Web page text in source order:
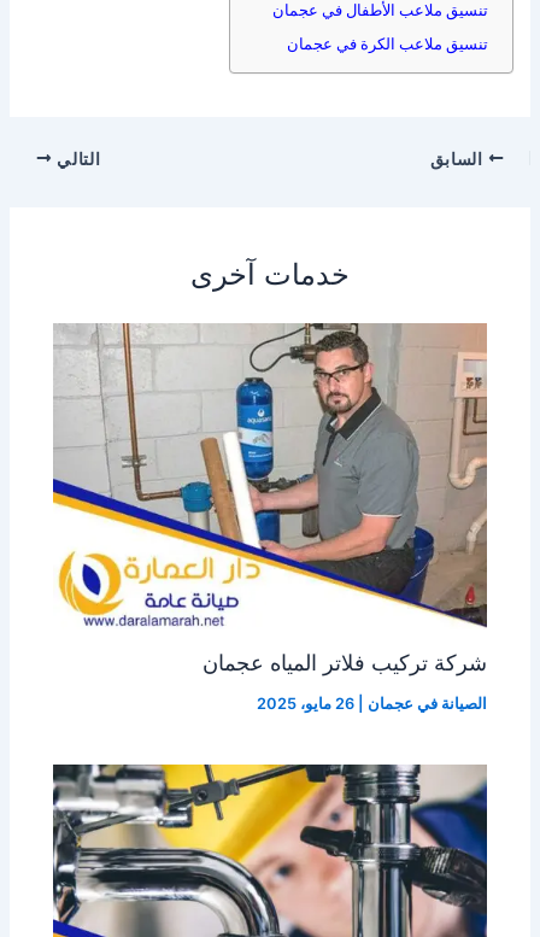
تنسيق ملاعب الأطفال في عجمان
تنسيق ملاعب الكرة في عجمان
السابق التالي
خدمات آخرى
شركة تركيب فلاتر المياه عجمان
الصيانة في عجمان |26 مايو، 2025